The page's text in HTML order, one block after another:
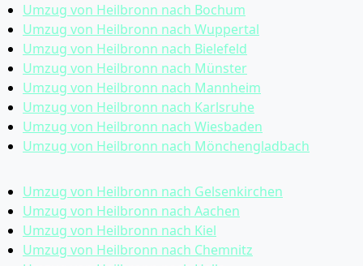
Umzug von Heilbronn nach Bochum
Umzug von Heilbronn nach Wuppertal
Umzug von Heilbronn nach Bielefeld
Umzug von Heilbronn nach Münster
Umzug von Heilbronn nach Mannheim
Umzug von Heilbronn nach Karlsruhe
Umzug von Heilbronn nach Wiesbaden
Umzug von Heilbronn nach Mönchen­gladbach
Umzug von Heilbronn nach Gelsenkirchen
Umzug von Heilbronn nach Aachen
Umzug von Heilbronn nach Kiel
Umzug von Heilbronn nach Chemnitz